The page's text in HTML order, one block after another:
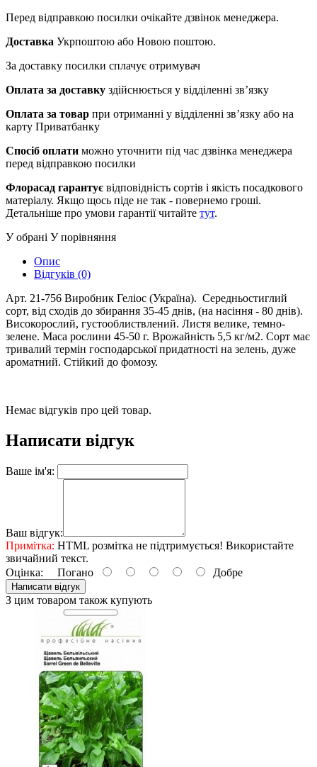
Перед відправкою посилки очікайте дзвінок менеджера.
Доставка Укрпоштою або Новою поштою.
За доставку посилки сплачує отримувач
Оплата за доставку здійснюється у відділенні зв’язку
Оплата за товар при отриманні у відділенні зв’язку або на
карту Приватбанку
Спосіб оплати можно уточнити під час дзвінка менеджера
перед відправкою посилки
Флорасад гарантує відповідність сортів і якість посадкового
матеріалу. Якщо щось піде не так - повернемо гроші.
Детальніше про умови гарантії читайте тут.
У обрані У порівняння
Опис
Відгуків (0)
Арт. 21-756 Виробник Геліос (Україна). Середньостиглий
сорт, від сходів до збирання 35-45 днів, (на насіння - 80 днів).
Високорослий, густооблиствлений. Листя велике, темно-
зелене. Маса рослини 45-50 г. Врожайність 5,5 кг/м2. Сорт має
тривалий термін господарської придатності на зелень, дуже
ароматний. Стійкий до фомозу.
Немає відгуків про цей товар.
Написати відгук
Ваше ім'я:
Ваш відгук:
Примітка: HTML розмітка не підтримується! Використайте
звичайний текст.
Оцінка: Погано Добре
Написати відгук
З цим товаром також купують